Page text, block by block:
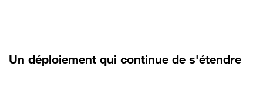
Un déploiement qui continue de s'étendre